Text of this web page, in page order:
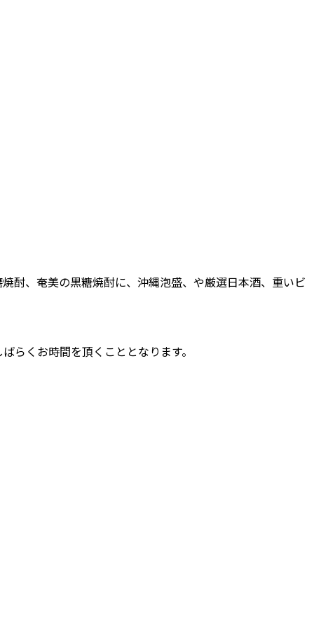
酎、奄美の黒糖焼酎に、沖縄泡盛、や厳選日本酒、重いビ
らくお時間を頂くこととなります。